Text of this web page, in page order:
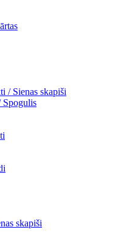
/ Sienas skapiši
Spogulis
skapiši